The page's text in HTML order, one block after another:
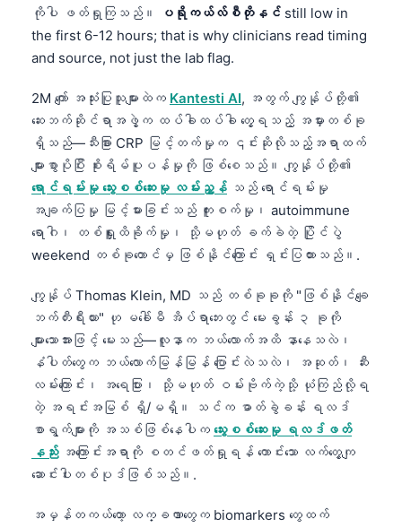
ကိုပါ ဖတ်ရှုကြသည်။
ပရိုကယ်လ်စီတိုနင် still low in
the first 6-12 hours; that is why clinicians read timing
and source, not just the lab flag.
2M ကျော် အသုံးပြုသူများထဲက Kantesti AI, အတွက် ကျွန်ုပ်တို့၏
ဆေးဘက်ဆိုင်ရာအဖွဲ့က ထပ်ခါထပ်ခါ တွေ့ရသည့် အမှားတစ်ခု
ရှိသည်—သီးခြား CRP မြင့်တက်မှုက ၎င်းဆိုလိုသည့်အရာထက်
များစွာပိုပြီး စိုးရိမ်ပူပန်မှုကို ဖြစ်စေသည်။ ကျွန်ုပ်တို့၏
ရောင်ရမ်းမှု သွေးစစ်ဆေးမှု လမ်းညွှန် သည် ရောင်ရမ်းမှု
အချက်ပြမှု မြင့်မားခြင်းသည် ကူးစက်မှု၊ autoimmune
ရောဂါ၊ တစ်ရှူးထိခိုက်မှု၊ သို့မဟုတ် ခက်ခဲတဲ့ ပြိုင်ပွဲ
weekend တစ်ခုတောင်မှ ဖြစ်နိုင်ကြောင်း ရှင်းပြထားသည်။.
ကျွန်ုပ် Thomas Klein, MD သည် တစ်ခုခုကို "ဖြစ်နိုင်ချေ
ဘက်တီးရီးယား" ဟု မခေါ်မီ အိပ်ရာဘေးတွင် မေးခွန်း ၃ ခုကို
များသောအားဖြင့် မေးသည်—လူနာက ဘယ်လောက်အထိ နာနေသလဲ၊
နံပါတ်တွေက ဘယ်လောက်မြန်မြန် ပြောင်းလဲသလဲ၊ အဆုတ်၊ ဆီး
လမ်းကြောင်း၊ အရေပြား၊ သို့မဟုတ် ဝမ်းဗိုက်ကဲ့သို့ ယုံကြည်လို့ရ
တဲ့ အရင်းအမြစ် ရှိ/မရှိ။ သင်က ဓာတ်ခွဲခန်း ရလဒ်
စာရွက်များကို အသစ်ဖြစ်နေပါက သွေးစစ်ဆေးမှု ရလဒ်ဖတ်
နည်းအကြောင်းအရာကို စတင်ဖတ်ရှုရန် ကောင်းသော လက်တွေ့ကျ
ဆောင်းပါးတစ်ပုဒ်ဖြစ်သည်။.
အမှန်တကယ်တော့ လက္ခဏာတွေက biomarkers တွေထက်